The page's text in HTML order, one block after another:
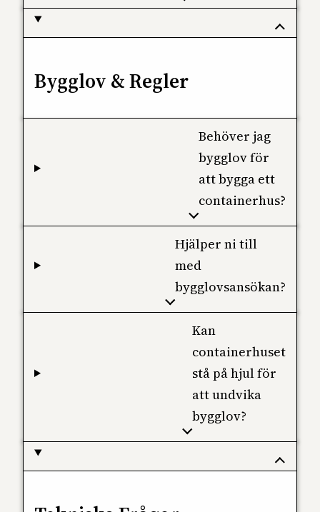
Bygglov & Regler
Behöver jag
bygglov för
att bygga ett
containerhus?
Hjälper ni till
med
bygglovsansökan?
Kan
containerhuset
stå på hjul för
att undvika
bygglov?